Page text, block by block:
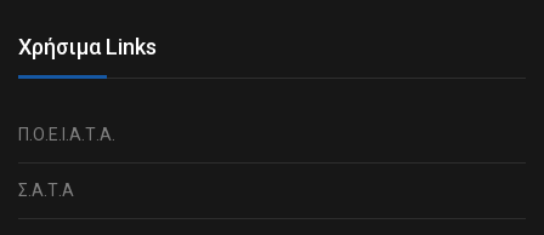
Χρήσιμα Links
Π.Ο.Ε.Ι.Α.Τ.Α.
Σ.Α.Τ.Α